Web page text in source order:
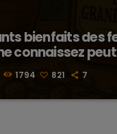
bienfaits des
connaissez
1794 821 7